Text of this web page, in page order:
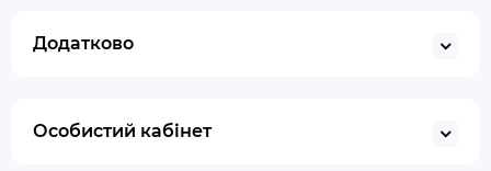
Додатково
Особистий кабінет